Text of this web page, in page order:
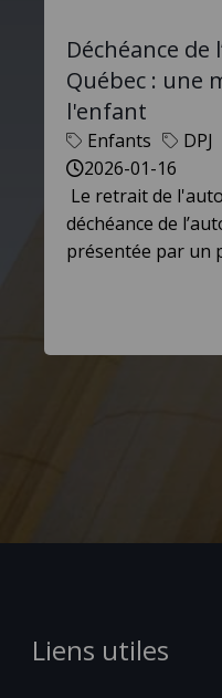
Déchéance
Québec : une
l'enfant
Enfants
DPJ
2026-01-16
Le retrait de
déchéance de
présentée par un
Liens utiles